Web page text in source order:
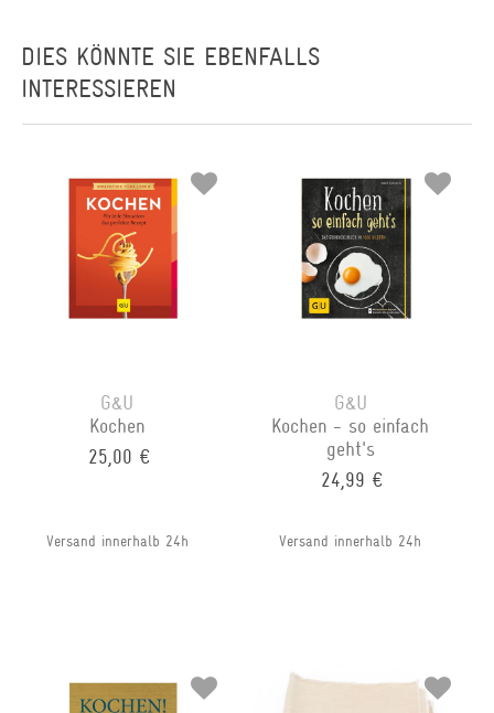
DIES KÖNNTE SIE EBENFALLS
INTERESSIEREN
G&U
Kochen
25,00 €
Versand innerhalb 24h
G&U
Kochen - so einfach
geht's
24,99 €
Versand innerhalb 24h